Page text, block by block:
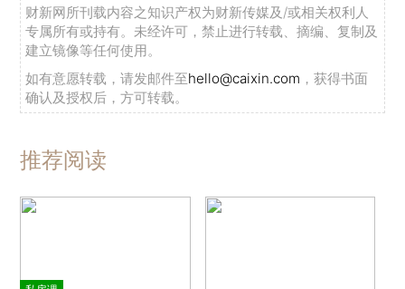
财新网所刊载内容之知识产权为财新传媒及/或相关权利人
专属所有或持有。未经许可，禁止进行转载、摘编、复制及
建立镜像等任何使用。
如有意愿转载，请发邮件至hello@caixin.com ，获得书面
确认及授权后，方可转载。
推荐阅读